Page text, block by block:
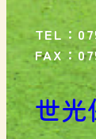
TEL：
FAX：
世光